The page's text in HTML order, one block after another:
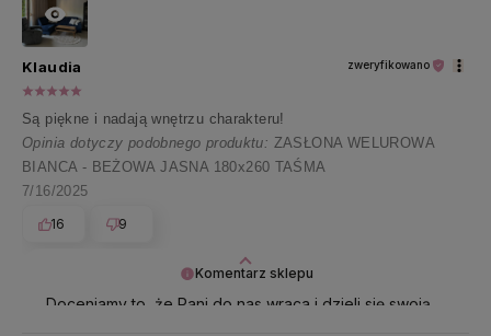
Komentarz sklepu
Doceniamy to, że Pani do nas wraca i dzieli się swoją
Klaudia zweryfikowano
Są piękne i nadają wnętrzu charakteru!
Opinia dotyczy podobnego produktu: ZASŁONA WELUROWA
BIANCA - BEŻOWA JASNA 180x260 TAŚMA
7/16/2025
16
9